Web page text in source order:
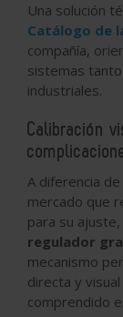
Una solución
Catálogo de
compañía,
sistemas
industriales.
Calibración
A diferencia
mercado que
para su
regulador
mecanismo
directa y
comprendido